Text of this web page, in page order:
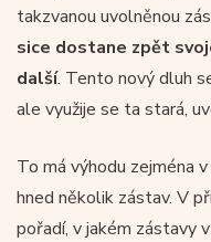
takzvanou uvolněnou
sice dostane zpět
další. Tento nový dluh
ale využije se ta stará,
To má výhodu zejména
hned několik zástav. V
pořadí, v jakém zástavy